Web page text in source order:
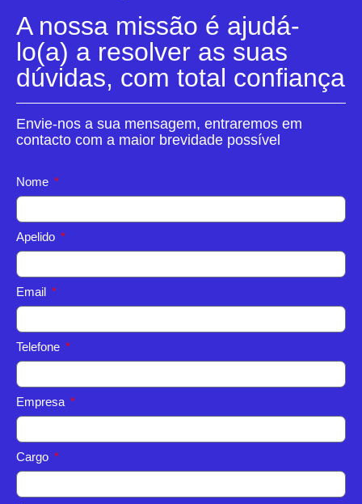
A nossa missão é ajudá-
lo(a) a resolver as suas
dúvidas, com total confiança
Envie-nos a sua mensagem, entraremos em
contacto com a maior brevidade possível
Nome
Apelido
Email
Telefone
Empresa
Cargo